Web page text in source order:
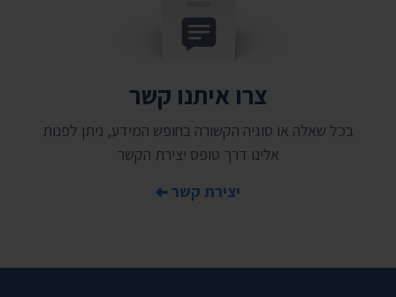
צרו איתנו קשר
בכל שאלה או סוגיה הקשורה בחופש המידע, ניתן לפנות
אלינו דרך טופס יצירת הקשר
יצירת קשר